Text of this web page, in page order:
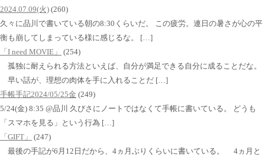
2024.07.09(火) (260)
久々に品川で書いている朝の8:30くらいだ。 この疲労。連日の暑さが心の平
衡も崩してしまっている様に感じるな。 […]
「I need MOVIE」
(254)
孤独に耐えられる方法といえば、自分が満足できる自分に成ることだな。
早い話が、理想の肉体を手に入れることだ […]
手帳手記2024/05/25金 (249)
5/24(金) 8:35 @品川 久びさにノートではなくて手帳に書いている。 どうも
「スマホを見る」という行為 […]
「GIFT」
(247)
最後の手記が6月12日だから、4ヵ月ぶりくらいに書いている。 4ヵ月と